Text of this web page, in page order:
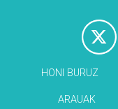
HONI BURUZ
ARAUAK